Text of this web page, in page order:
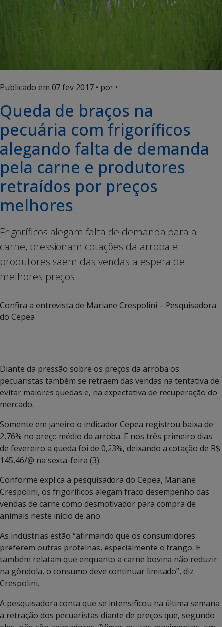
Publicado em 07 fev 2017 • por •
Queda de braços na
pecuária com frigoríficos
alegando falta de demanda
pela carne e produtores
retraídos por preços
melhores
Frigoríficos alegam falta de demanda para a
carne, pressionam cotações da arroba e
produtores saem das vendas a espera de
melhores preços
Confira a entrevista de Mariane Crespolini – Pesquisadora
do Cepea
Diante da pressão sobre os preços da arroba os
pecuaristas também se retraem das vendas na tentativa de
evitar maiores quedas e, na expectativa de recuperação do
mercado.
Somente em janeiro o indicador Cepea registrou baixa de
2,76% no preço médio da arroba. E nos três primeiro dias
de fevereiro a queda foi de 0,23%, deixando a cotação de R$
145,46/@ na sexta-feira (3).
Conforme explica a pesquisadora do Cepea, Mariane
Crespolini, os frigoríficos alegam fraco desempenho das
vendas de carne como desmotivador para compra de
animais neste início de ano.
As indústrias estão “afirmando que os consumidores
preferem outras proteínas, especialmente o frango. E
também relatam que enquanto a carne bovina não reduzir
na gôndola, o consumo deve continuar limitado”, diz
Crespolini.
A pesquisadora conta que se intensificou na última semana
a retração dos pecuaristas diante de preços que, segundo